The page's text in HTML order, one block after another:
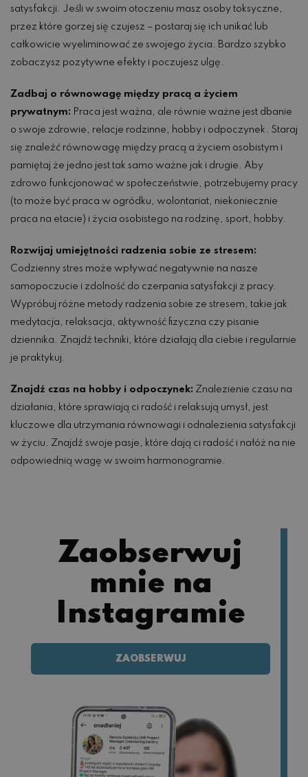
satysfakcji. Jeśli w swoim otoczeniu masz osoby toksyczne,
przez które gorzej się czujesz – postaraj się ich unikać lub
całkowicie wyeliminować ze swojego życia. Bardzo szybko
zobaczysz pozytywne efekty i poczujesz ulgę.
Zadbaj o równowagę między pracą a życiem
prywatnym: Praca jest ważna, ale równie ważne jest dbanie
o swoje zdrowie, relacje rodzinne, hobby i odpoczynek. Staraj
się znaleźć równowagę między pracą a życiem osobistym i
pamiętaj że jedno jest tak samo ważne jak i drugie. Aby
zdrowo funkcjonować w społeczeństwie, potrzebujemy pracy
(to może być praca w ogródku, wolontariat, niekoniecznie
praca na etacie) i życia osobistego na rodzinę, sport, hobby.
Rozwijaj umiejętności radzenia sobie ze stresem:
Codzienny stres może wpływać negatywnie na nasze
samopoczucie i zdolność do czerpania satysfakcji z pracy.
Wypróbuj różne metody radzenia sobie ze stresem, takie jak
medytacja, relaksacja, aktywność fizyczna czy pisanie
dziennika. Znajdź techniki, które działają dla ciebie i regularnie
je praktykuj.
Znajdź czas na hobby i odpoczynek: Znalezienie czasu na
działania, które sprawiają ci radość i relaksują umysł, jest
kluczowe dla utrzymania równowagi i odnalezienia satysfakcji
w życiu. Znajdź swoje pasje, które dają ci radość i nałóż na nie
odpowiednią wagę w swoim harmonogramie.
Zaobserwuj
mnie na
Instagramie
ZAOBSERWUJ